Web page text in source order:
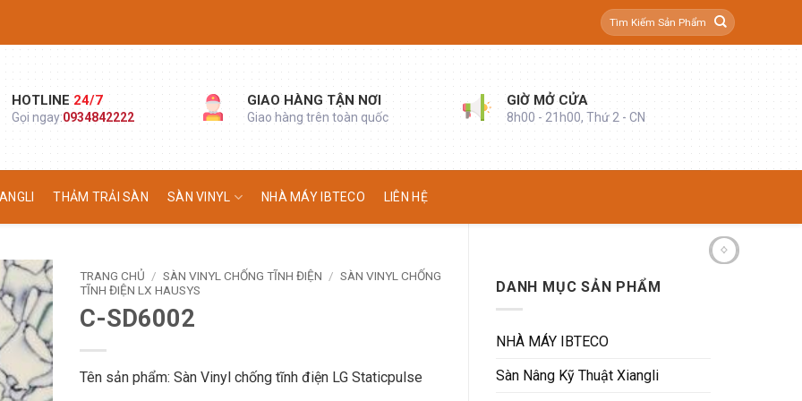
Tìm
kiếm:
HOTLINE24/7
Gọi ngay:0934842222
GIAO HÀNG TẬN NƠI
Giao hàng trên toàn quốc
GIỜ MỞ CỬA
8h00 - 21h00, Thứ 2 - CN
THẢM TRẢI SÀN SÀN VINYL NHÀ MÁY IBTECO LIÊN HỆ
DANH MỤC SẢN PHẨM
NHÀ MÁY IBTECO
Sàn Nâng Kỹ Thuật Xiangli
TRANG CHỦ / SÀN VINYL CHỐNG TĨNH ĐIỆN / SÀN VINYL CHỐNG
TĨNH ĐIỆN LX HAUSYS
C-SD6002
Tên sản phẩm: Sàn Vinyl chống tĩnh điện LG Staticpulse